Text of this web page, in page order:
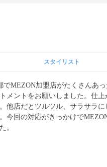
スタイリスト
MEZON加盟店がたくさんあ
メントをお願いしました。仕上
他店だとツルツル、サラサラに
今回の対応がきっかけで
。